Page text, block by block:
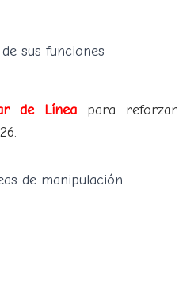
sus funciones
de Líneapara reforzar
de manipulación.